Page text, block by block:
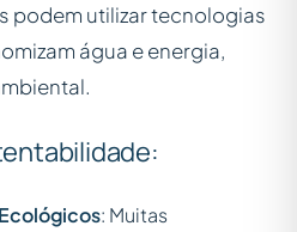
podem utilizar tecnologias
água e energia,
: Muitas